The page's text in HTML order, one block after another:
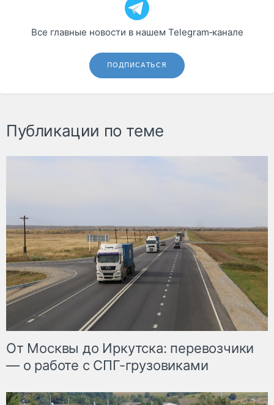
Все главные новости в нашем Telegram‑канале
ПОДПИСАТЬСЯ
Публикации по теме
От Москвы до Иркутска: перевозчики
— о работе с СПГ-грузовиками